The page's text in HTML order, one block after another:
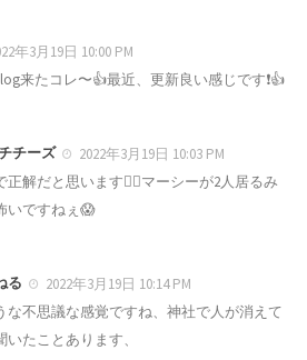
年3月19日 10:00 PM
来たコレ〜👍最近、更新良い感じです❗️👍
チーズ
2022年3月19日 10:03 PM
正解だと思います🙆‍♀️マーシーが2人居るみ
いですねぇ😱
る
2022年3月19日 10:14 PM
な不思議な感覚ですね、神社で人が消えて
たことあります、